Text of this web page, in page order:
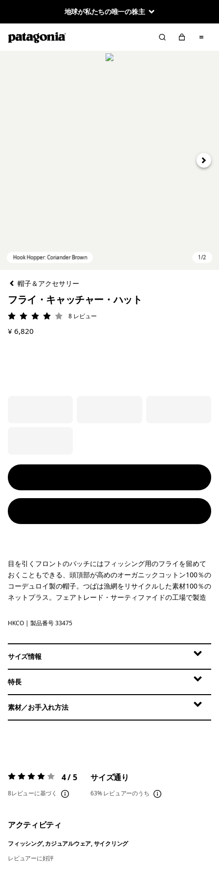
地球が私たちの唯一の株主
次へ
帽子＆アクセサリー
フライ・キャッチャー・ハット
評価: 4 / 5 8 レビュー
¥ 6,820
目を引くフロントのパッチにはフィッシング用のフライを留めて
おくこともできる、頭頂部が高めのオーガニックコットン100％の
コーデュロイ製の帽子。つばは漁網をリサイクルした素材100％の
ネットプラス。フェアトレード・サーティファイドの工場で製造
Hook Hopper: Coriander Brown
HKCO | 製品番号 33475
サイズ情報
特長
素材／お手入れ方法
評価:4 / 5 4 / 5
8レビューに基づく
サイズ通り
63%レビュアーのうち
アクティビティ
フィッシング, カジュアルウェア, サイクリング
レビュアーに好評